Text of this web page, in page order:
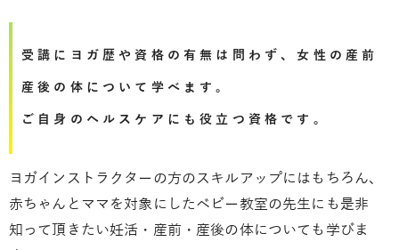
受講にヨガ歴や資格の有無は問わず、女性の産前
産後の体について学べます。
ご自身のヘルスケアにも役立つ資格です。
ヨガインストラクターの方のスキルアップにはもちろん、
赤ちゃんとママを対象にしたベビー教室の先生にも是非
知って頂きたい妊活・産前・産後の体についても学びま